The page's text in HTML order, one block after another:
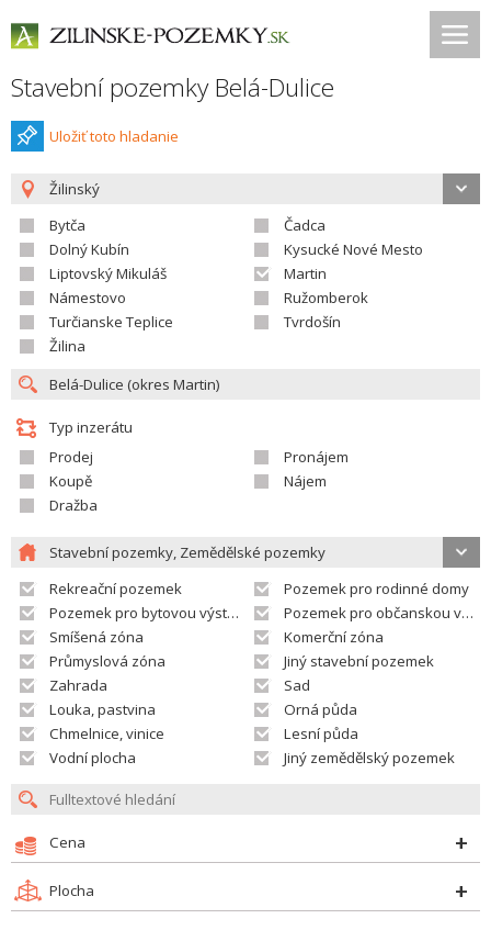
Stavební pozemky Belá-Dulice
Uložiť toto hladanie
Žilinský
Bytča
Čadca
Dolný Kubín
Kysucké Nové Mesto
Liptovský Mikuláš
Martin
Námestovo
Ružomberok
Turčianske Teplice
Tvrdošín
Žilina
Typ inzerátu
Prodej
Pronájem
Koupě
Nájem
Dražba
Stavební pozemky, Zemědělské pozemky
Rekreační pozemek
Pozemek pro rodinné domy
Pozemek pro bytovou výstavbu
Pozemek pro občanskou vybavenost
Smíšená zóna
Komerční zóna
Průmyslová zóna
Jiný stavební pozemek
Zahrada
Sad
Louka, pastvina
Orná půda
Chmelnice, vinice
Lesní půda
Vodní plocha
Jiný zemědělský pozemek
Cena
Plocha